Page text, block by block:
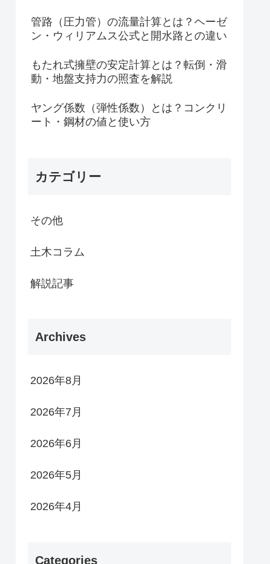
管路（圧力管）の流量計算とは？ヘーゼ
ン・ウィリアムス公式と開水路との違い
もたれ式擁壁の安定計算とは？転倒・滑
動・地盤支持力の照査を解説
ヤング係数（弾性係数）とは？コンクリ
ート・鋼材の値と使い方
カテゴリー
その他
土木コラム
解説記事
Archives
2026年8月
2026年7月
2026年6月
2026年5月
2026年4月
Categories